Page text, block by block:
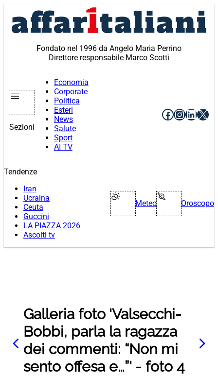
contenuto
Fondato nel 1996 da Angelo Maria Perrino
Direttore responsabile Marco Scotti
Sezioni
Economia
Corporate
Politica
Esteri
News
Salute
Sport
AI TV
Facebook
X
Tendenze
Iran
Ucraina
Ceuta
Guccini
LA PIAZZA 2026
Ascolti tv
Meteo Oroscopo
Galleria foto 'Valsecchi-
Bobbi, parla la ragazza
dei commenti: “Non mi
sento offesa e…”' - foto 4